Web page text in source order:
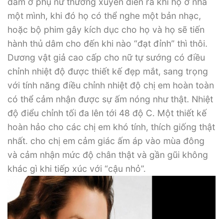
một mình, khi đó họ có thể nghe một bản nhạc,
hoặc bộ phim gây kích dục cho họ và họ sẽ tiến
hành thủ dâm cho đến khi nào “đạt đỉnh” thì thôi.
Dương vật giả cao cấp cho nữ tự sướng có điều
chỉnh nhiệt độ được thiết kế đẹp mắt, sang trọng
với tính năng điều chỉnh nhiệt độ chị em hoàn toàn
có thể cảm nhận được sự ấm nóng như thật. Nhiệt
độ điểu chỉnh tối đa lên tới 48 độ C. Một thiết kế
hoàn hảo cho các chị em khó tính, thích giống thật
nhất. cho chị em cảm giác ấm áp vào mùa đông
và cảm nhận mức độ chân thật và gần gũi không
khác gì khi tiếp xúc với “cậu nhỏ”.